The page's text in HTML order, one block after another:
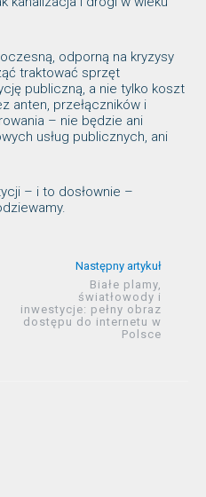
odporną na kryzysy
traktować sprzęt
publiczną, a nie tylko koszt
anten, przełączników i
– nie będzie ani
usług publicznych, ani
– i to dosłownie –
Następny artykuł
Białe plamy,
światłowody i
inwestycje: pełny obraz
dostępu do internetu w
Polsce